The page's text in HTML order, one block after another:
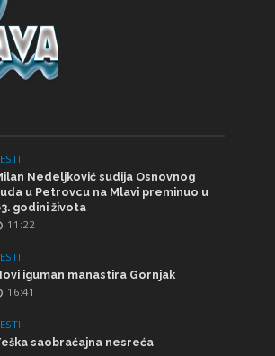
Nedeljković sudija Osnovnog
u Petrovcu na Mlavi preminuo u
godini života
11:22
iguman manastira Gornjak
16:41
saobraćajna nesreća